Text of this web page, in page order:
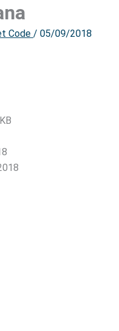
Code / 05/09/2018